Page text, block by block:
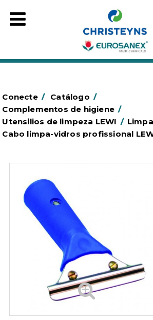
Conecte / Catálogo /
Complementos de higiene /
Utensilios de limpeza LEWI /
Cabo limpa-vidros profissional